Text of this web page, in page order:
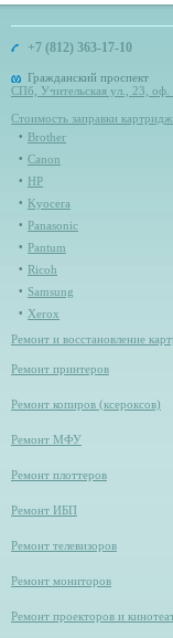
+7 (812) 363-17-10
Гражданский проспект
СПб, Учительская ул., 23, оф.
Стоимость заправки
Brother
Canon
HP
Kyocera
Panasonic
Pantum
Ricoh
Samsung
Xerox
Ремонт и восстановление
Ремонт принтеров
Ремонт копиров (ксероксов)
Ремонт МФУ
Ремонт плоттеров
Ремонт ИБП
Ремонт телевизоров
Ремонт мониторов
Ремонт проекторов и